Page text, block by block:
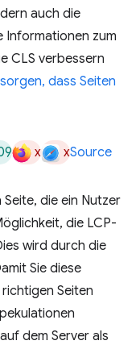
auch die
Informationen zum
CLS verbessern
dass Seiten
x xSource
die ein Nutzer
die LCP-
wird durch die
Sie diese
Seiten
dem Server als